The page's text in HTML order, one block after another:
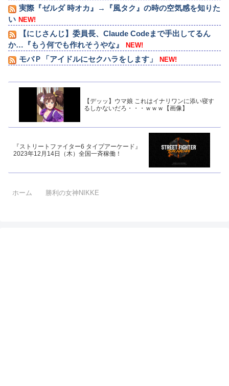
実際『ゼルダ 時オカ』→『風タク』の時の空気感を知りた
い NEW!
【にじさんじ】委員長、Claude Codeまで手出してるん
か…『もう何でも作れそうやな』
NEW!
モバＰ「アイドルにセクハラをします」 NEW!
【デッッ】ウマ娘 これはイナリワンに添い寝す
るしかないだろ・・・ｗｗｗ【画像】
『ストリートファイター6 タイプアーケード』
2023年12月14日（木）全国一斉稼働！
ホーム 勝利の女神NIKKE